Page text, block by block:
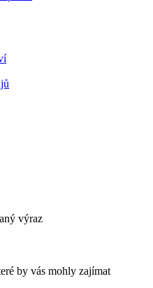
výraz
by vás mohly zajímat